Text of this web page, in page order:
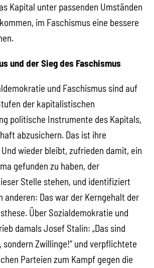
Kapital unter passenden Umständen
im Faschismus eine bessere
und der Sieg des Faschismus
und Faschismus sind auf
der kapitalistischen
politische Instrumente des Kapitals,
abzusichern. Das ist ihre
wieder bleibt, zufrieden damit, ein
gefunden zu haben, der
Stelle stehen, und identifiziert
anderen: Das war der Kerngehalt der
Über Sozialdemokratie und
damals Josef Stalin: „Das sind
sondern Zwillinge!“ und verpflichtete
Parteien zum Kampf gegen die